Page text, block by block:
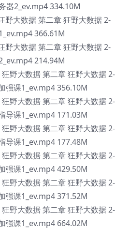
器2_ev.mp4 334.10M
野大数据 第二章 狂野大数据 2-
366.61M
野大数据 第二章 狂野大数据 2-
214.94M
野大数据 第二章 狂野大数据 2-
强课1_ev.mp4 356.10M
野大数据 第二章 狂野大数据 2-
导课1_ev.mp4 171.03M
野大数据 第二章 狂野大数据 2-
导课1_ev.mp4 177.48M
野大数据 第二章 狂野大数据 2-
强课1_ev.mp4 429.50M
野大数据 第二章 狂野大数据 2-
强课1_ev.mp4 371.52M
野大数据 第二章 狂野大数据 2-
强课1_ev.mp4 664.02M